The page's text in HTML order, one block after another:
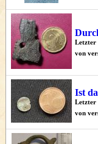
Letzter
von
Ist
Letzter
von